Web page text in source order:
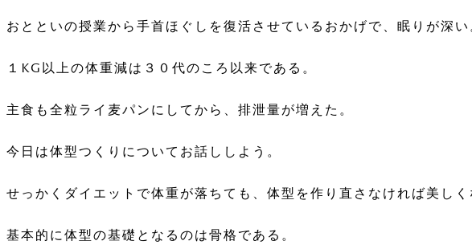
おとといの授業から手首ほぐしを復活させているおかげで、眠りが深い
１kg以上の体重減は３０代のころ以来である。
主食も全粒ライ麦パンにしてから、排泄量が増えた。
今日は体型つくりについてお話ししよう。
せっかくダイエットで体重が落ちても、体型を作り直さなければ美しく
基本的に体型の基礎となるのは骨格である。